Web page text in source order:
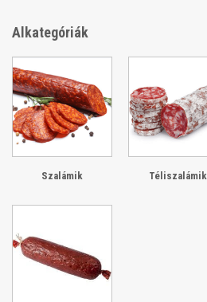
Alkategóriák
Szalámik Téliszalámik